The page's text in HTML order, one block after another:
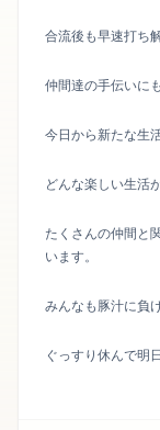
合流後も早速打ち
仲間達の手伝いに
今日から新たな生
どんな楽しい生活
たくさんの仲間と
います。
みんなも豚汁に負
ぐっすり休んで明